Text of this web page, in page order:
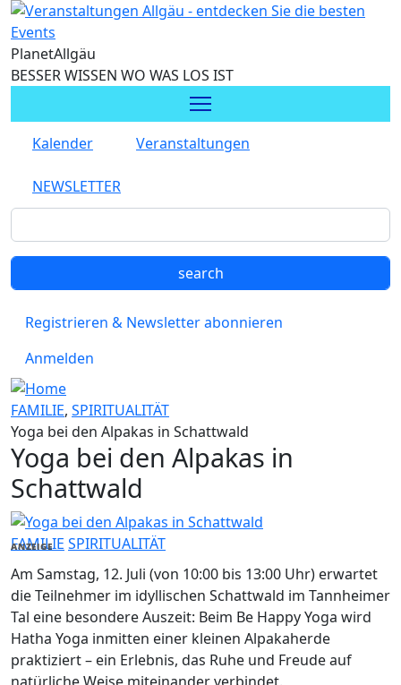
Direkt zum Inhalt
PlanetAllgäu
BESSER WISSEN WO WAS LOS IST
Kalender Veranstaltungen
NEWSLETTER
Registrieren & Newsletter abonnieren
Anmelden
FAMILIE, SPIRITUALITÄT
Yoga bei den Alpakas in Schattwald
Yoga bei den Alpakas in
Schattwald
FAMILIE SPIRITUALITÄT
ANZEIGE
Am Samstag, 12. Juli (von 10:00 bis 13:00 Uhr) erwartet
die Teilnehmer im idyllischen Schattwald im Tannheimer
Tal eine besondere Auszeit: Beim Be Happy Yoga wird
Hatha Yoga inmitten einer kleinen Alpakaherde
praktiziert – ein Erlebnis, das Ruhe und Freude auf